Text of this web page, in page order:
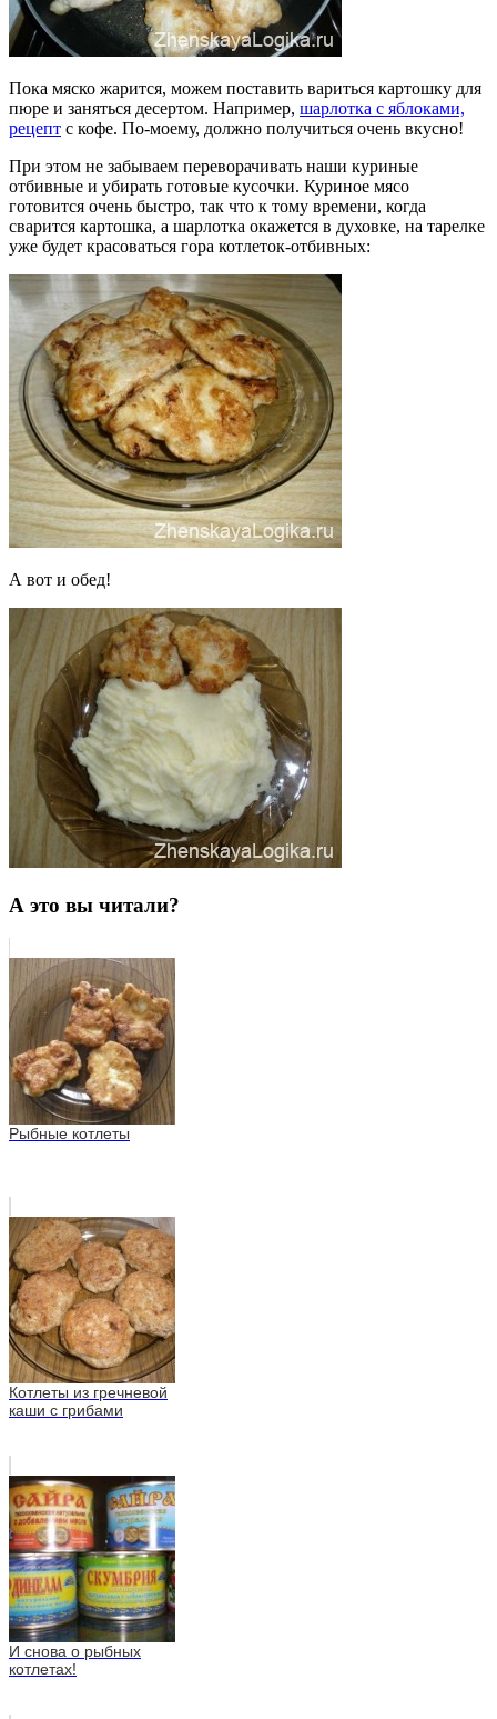
Пока мяско жарится, можем поставить вариться картошку для
пюре и заняться десертом. Например, шарлотка с яблоками,
рецепт с кофе. По-моему, должно получиться очень вкусно!
При этом не забываем переворачивать наши куриные
отбивные и убирать готовые кусочки. Куриное мясо
готовится очень быстро, так что к тому времени, когда
сварится картошка, а шарлотка окажется в духовке, на тарелке
уже будет красоваться гора котлеток-отбивных:
А вот и обед!
А это вы читали?
Рыбные котлеты
Котлеты из гречневой
каши с грибами
И снова о рыбных
котлетах!